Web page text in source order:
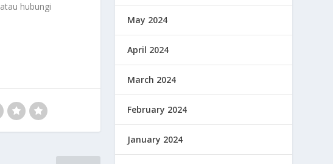
atau hubungi
May 2024
April 2024
March 2024
February 2024
January 2024